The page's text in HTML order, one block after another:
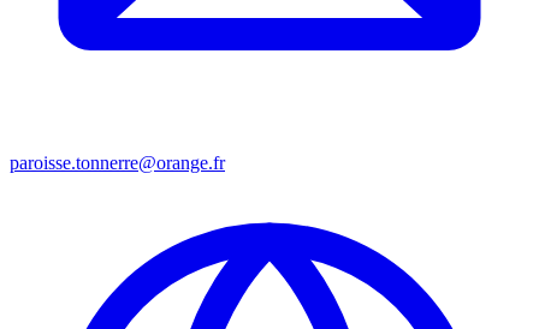
paroisse.tonnerre@orange.fr